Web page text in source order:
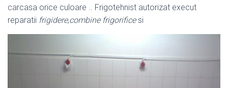
carcasa orice culoare .. Frigotehnist autorizat execut
reparatii frigidere,combine frigorificesi